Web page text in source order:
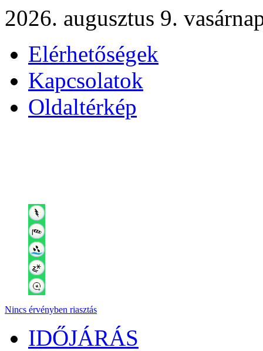
2026. augusztus 9.
Elérhetőségek
Kapcsolatok
Oldaltérkép
Nincs érvényben riasztás
IDŐJÁRÁS